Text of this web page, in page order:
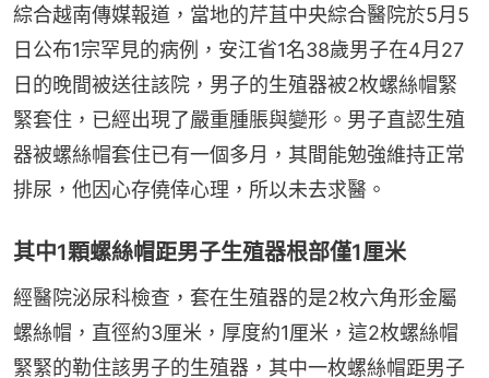
綜合越南傳媒報道，當地的芹苴中央綜合醫院於5月5
日公布1宗罕見的病例，安江省1名38歲男子在4月27
日的晚間被送往該院，男子的生殖器被2枚螺絲帽緊
緊套住，已經出現了嚴重腫脹與變形。男子直認生殖
器被螺絲帽套住已有一個多月，其間能勉強維持正常
排尿，他因心存僥倖心理，所以未去求醫。
其中1顆螺絲帽距男子生殖器根部僅1厘米
經醫院泌尿科檢查，套在生殖器的是2枚六角形金屬
螺絲帽，直徑約3厘米，厚度約1厘米，這2枚螺絲帽
緊緊的勒住該男子的生殖器，其中一枚螺絲帽距男子